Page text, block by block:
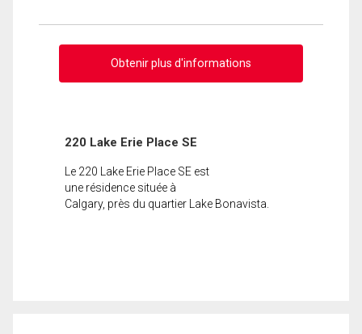
Obtenir plus d'informations
220 Lake Erie Place SE
Le 220 Lake Erie Place SE est
une résidence située à
Calgary, près du quartier Lake Bonavista.